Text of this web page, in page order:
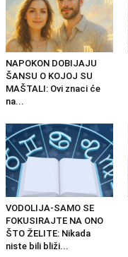
NAPOKON DOBIJAJU
ŠANSU O KOJOJ SU
MAŠTALI: Ovi znaci će
na...
VODOLIJA-SAMO SE
FOKUSIRAJTE NA ONO
ŠTO ŽELITE: Nikada
niste bili bliži...